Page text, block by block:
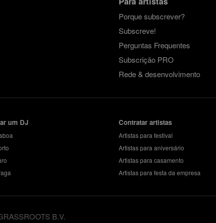
Porque subscrever?
Subscreve!
Perguntas Frequentes
Subscrição PRO
Rede & desenvolvimento
um DJ Contratar artistas
Artistas para festival
Artistas para aniversário
Artistas para casamento
Artistas para festa da empresa
B.V.